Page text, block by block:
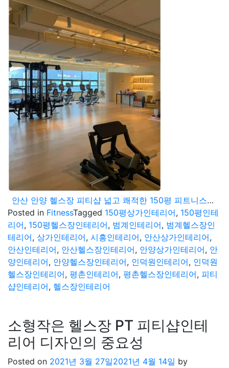
안산 안양 헬스장 피티샵 넓고 쾌적한 150평 피트니스센터 공사현장
Posted in FitnessTagged 150평상가인테리어, 150평인테
리어, 150평헬스장인테리어, 범계인테리어, 범계헬스장인
테리어, 상가인테리어, 시흥인테리어, 안산상가인테리어,
안산인테리어, 안산헬스장인테리어, 안양상가인테리어, 안
양인테리어, 안양헬스장인테리어, 인덕원인테리어, 인덕원
헬스장인테리어, 평촌인테리어, 평촌헬스장인테리어, 피티
샵인테리어, 헬스장인테리어
소형작은 헬스장 PT 피티샵인테
리어 디자인의 중요성
Posted on 2021년 3월 27일2021년 4월 14일 by